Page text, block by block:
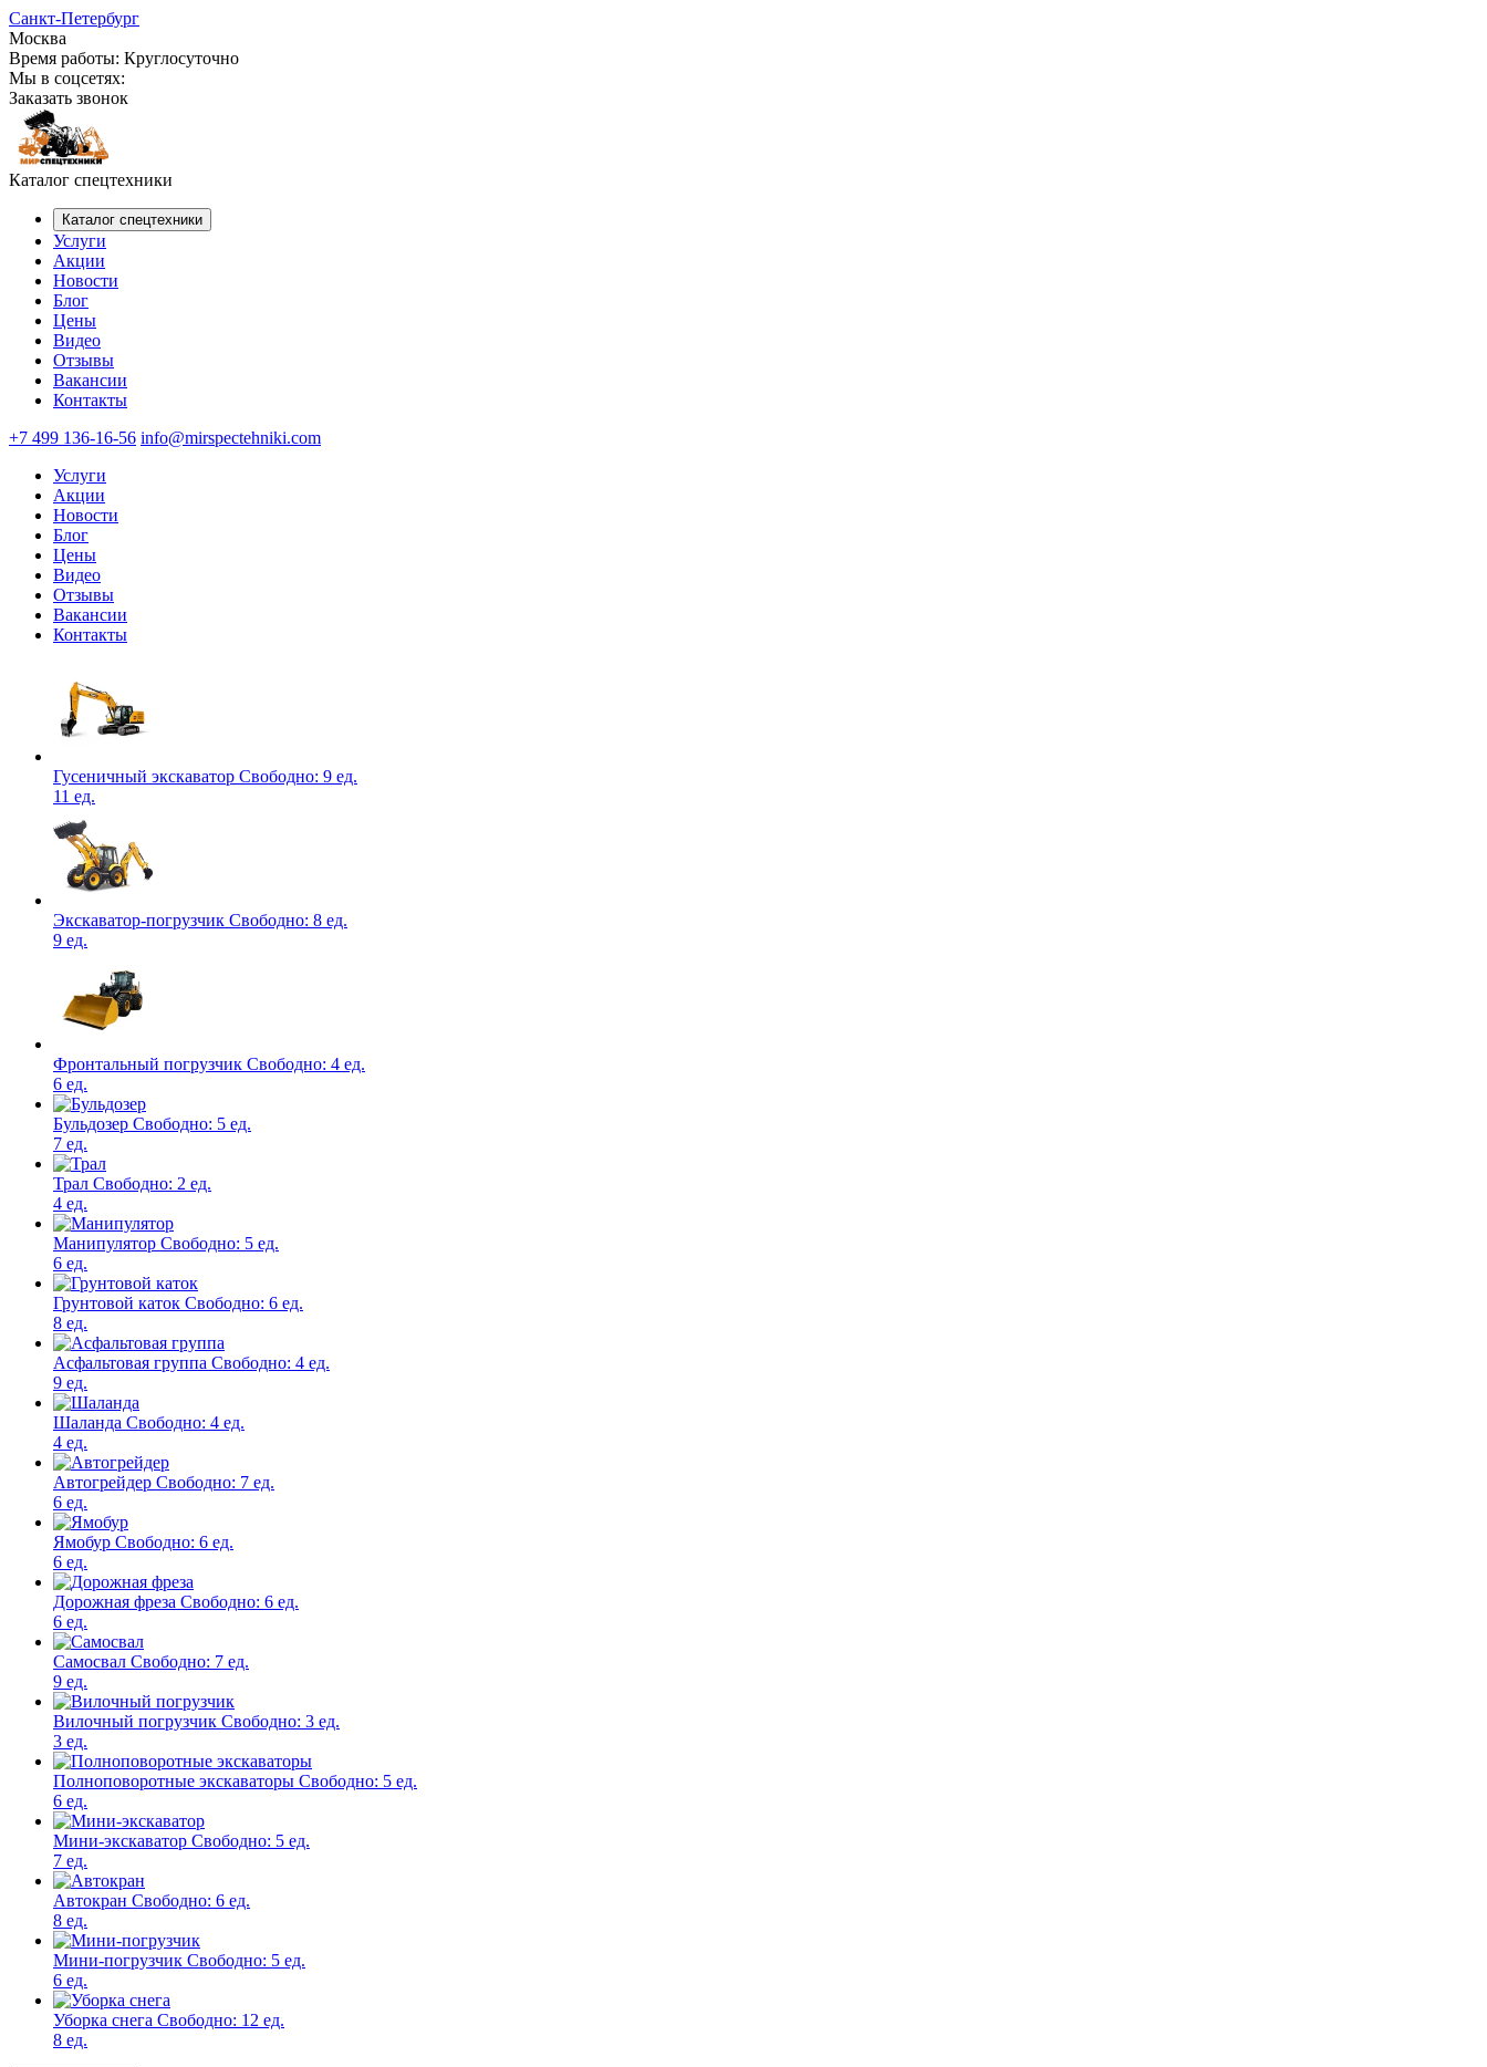
Санкт-Петербург
Москва
Время работы: Круглосуточно
Мы в соцсетях:
Заказать звонок
Каталог спецтехники
Каталог спецтехники
Услуги
Акции
Новости
Блог
Цены
Видео
Отзывы
Вакансии
Контакты
+7 499 136-16-56 info@mirspectehniki.com
Услуги
Акции
Новости
Блог
Цены
Видео
Отзывы
Вакансии
Контакты
Гусеничный экскаватор Свободно: 9 ед.
11 ед.
Экскаватор-погрузчик Свободно: 8 ед.
9 ед.
Фронтальный погрузчик Свободно: 4 ед.
6 ед.
Бульдозер Свободно: 5 ед.
7 ед.
Трал Свободно: 2 ед.
4 ед.
Манипулятор Свободно: 5 ед.
6 ед.
Грунтовой каток Свободно: 6 ед.
8 ед.
Асфальтовая группа Свободно: 4 ед.
9 ед.
Шаланда Свободно: 4 ед.
4 ед.
Автогрейдер Свободно: 7 ед.
6 ед.
Ямобур Свободно: 6 ед.
6 ед.
Дорожная фреза Свободно: 6 ед.
6 ед.
Самосвал Свободно: 7 ед.
9 ед.
Вилочный погрузчик Свободно: 3 ед.
3 ед.
Полноповоротные экскаваторы Свободно: 5 ед.
6 ед.
Мини-экскаватор Свободно: 5 ед.
7 ед.
Автокран Свободно: 6 ед.
8 ед.
Мини-погрузчик Свободно: 5 ед.
6 ед.
Уборка снега Свободно: 12 ед.
8 ед.